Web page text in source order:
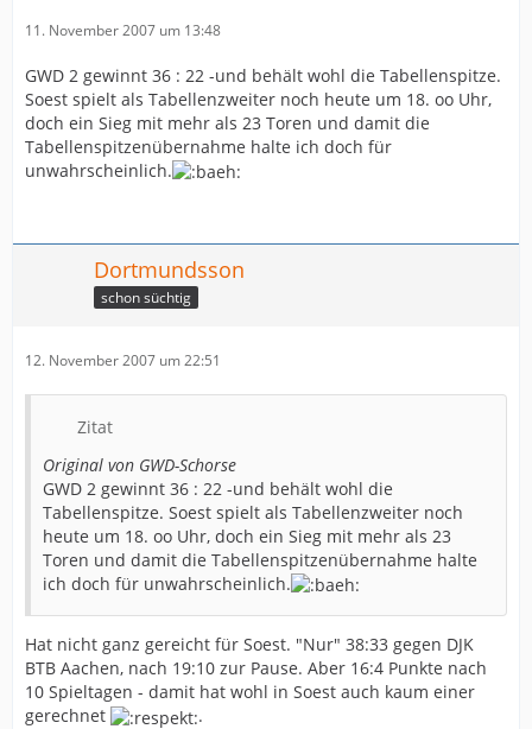
11. November 2007 um 13:48
GWD 2 gewinnt 36 : 22 -und behält wohl die Tabellenspitze.
Soest spielt als Tabellenzweiter noch heute um 18. oo Uhr,
doch ein Sieg mit mehr als 23 Toren und damit die
Tabellenspitzenübernahme halte ich doch für
unwahrscheinlich.
Dortmundsson
schon süchtig
12. November 2007 um 22:51
Zitat
Original von GWD-Schorse
GWD 2 gewinnt 36 : 22 -und behält wohl die
Tabellenspitze. Soest spielt als Tabellenzweiter noch
heute um 18. oo Uhr, doch ein Sieg mit mehr als 23
Toren und damit die Tabellenspitzenübernahme halte
ich doch für unwahrscheinlich.
Hat nicht ganz gereicht für Soest. "Nur" 38:33 gegen DJK
BTB Aachen, nach 19:10 zur Pause. Aber 16:4 Punkte nach
10 Spieltagen - damit hat wohl in Soest auch kaum einer
gerechnet
.